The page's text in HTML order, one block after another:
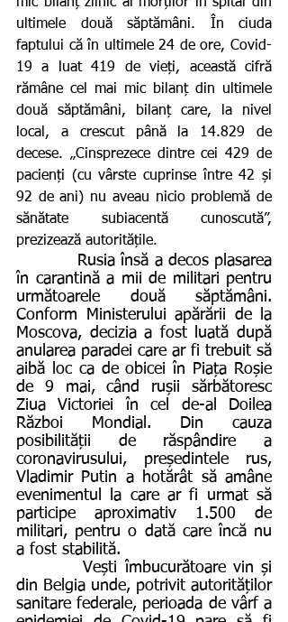
mic bilanț zilnic al morților în spital din
ultimele două săptămâni. În ciuda
faptului că în ultimele 24 de ore, Covid-
19 a luat 419 de vieți, această cifră
rămâne cel mai mic bilanț din ultimele
două săptămâni, bilanț care, la nivel
local, a crescut până la 14.829 de
decese. „Cinsprezece dintre cei 429 de
pacienți (cu vârste cuprinse între 42 și
92 de ani) nu aveau nicio problemă de
sănătate subiacentă cunoscută”,
prezizează autoritățile.
în carantină a mii de militari pentru
următoarele două săptămâni.
Conform Ministerului apărării de la
Moscova, decizia a fost luată după
anularea paradei care ar fi trebuit să
aibă loc ca de obicei în Piața Roșie
de 9 mai, când rușii sărbătoresc
Ziua Victoriei în cel de-al Doilea
Război Mondial. Din cauza
posibilității de răspândire a
coronavirusului, președintele rus,
Vladimir Putin a hotărât să amâne
evenimentul la care ar fi urmat să
participe aproximativ 1.500 de
militari, pentru o dată care încă nu
a fost stabilită.
         Vești îmbucurătoare vin și
din Belgia unde, potrivit autorităților
sanitare federale, perioada de vârf a